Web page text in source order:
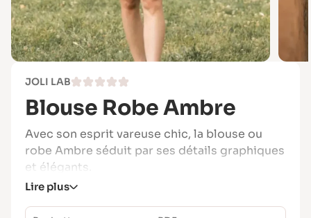
JOLI LAB
Blouse Robe Ambre
Avec son esprit vareuse chic, la blouse ou
robe Ambre séduit par ses détails graphiques
et élégants.
Son grand pli creux au dos lui donne du
mouvement, tandis que son décolleté
Lire plus